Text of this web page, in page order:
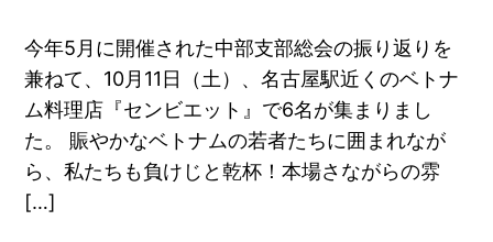
今年5月に開催された中部支部総会の振り返りを
兼ねて、10月11日（土）、名古屋駅近くのベトナ
ム料理店『センビエット』で6名が集まりまし
た。 賑やかなベトナムの若者たちに囲まれなが
ら、私たちも負けじと乾杯！本場さながらの雰
[…]